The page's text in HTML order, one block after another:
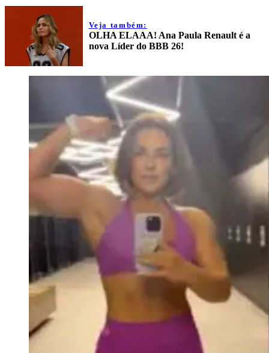
Veja também:
OLHA ELAAA! Ana Paula Renault é a
nova Líder do BBB 26!